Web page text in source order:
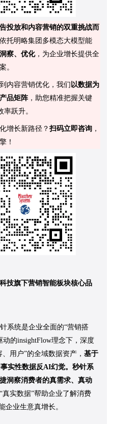
投放和内容营销的双重挑战而
托明略集团多模态大模型能
察、优化，为企业增长提供全
。
内容营销优化，我们 以数据为
品矩阵 ，助您精准把握关键
率跃升。
增长新路径？扫码立即咨询 ，
！
技旗下营销智能板块核心品
系统是企业全面的“营销搭
动的insightFlow理念下，深度
、用户”的全域数据资产，基于
实性数据反AI幻觉。秒针系
洞察消费者的真需求、真动
真实数据”帮助企业了解消费
企业生意真增长。